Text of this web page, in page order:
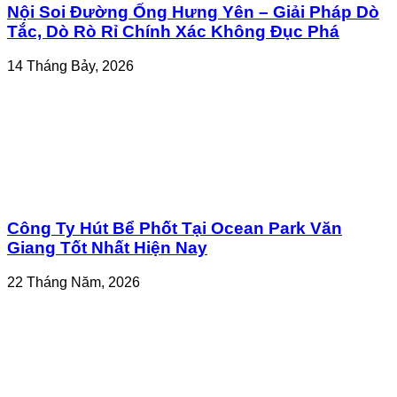
Nội Soi Đường Ống Hưng Yên – Giải Pháp Dò
Tắc, Dò Rò Rỉ Chính Xác Không Đục Phá
14 Tháng Bảy, 2026
Công Ty Hút Bể Phốt Tại Ocean Park Văn
Giang Tốt Nhất Hiện Nay
22 Tháng Năm, 2026